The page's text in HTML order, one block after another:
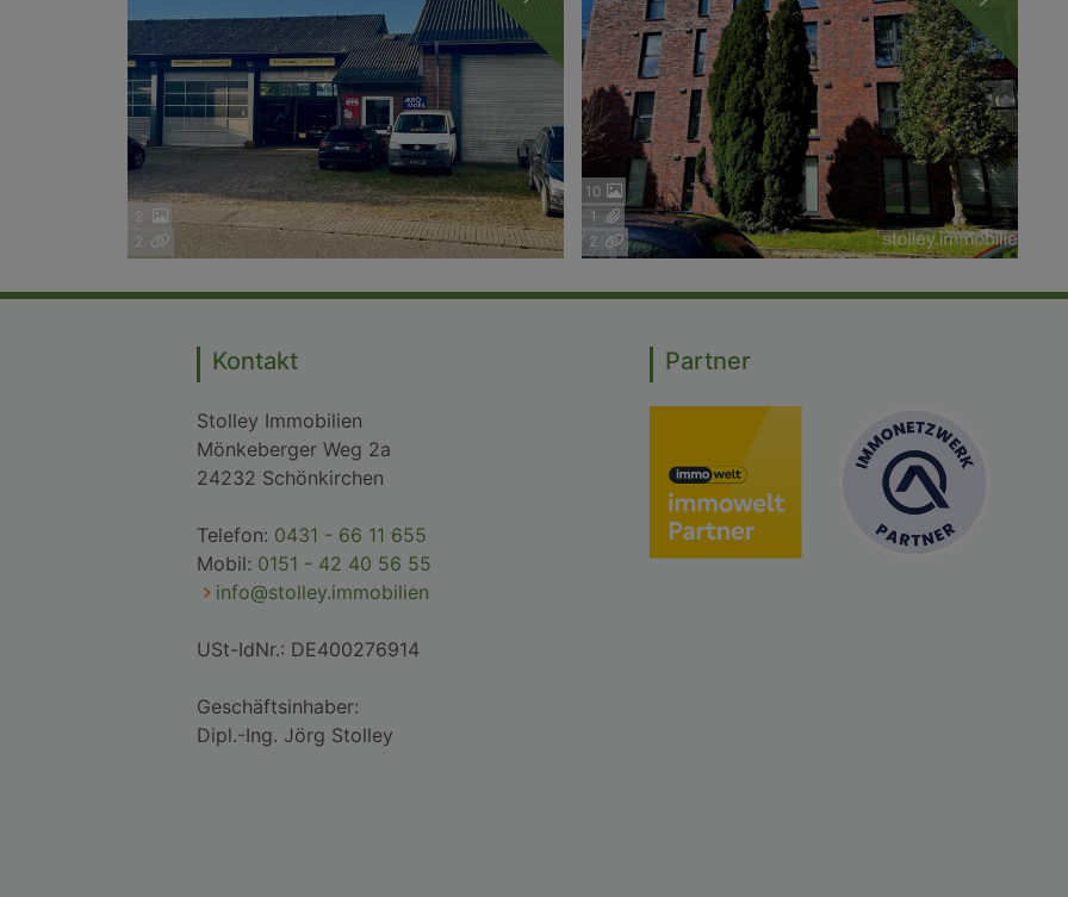
2
2
2
1
10
Kontakt
Stolley Immobilien
Mönkeberger Weg 2a
24232 Schönkirchen
Telefon: 0431 - 66 11 655
Mobil: 0151 - 42 40 56 55
info@stolley.immobilien
USt-IdNr.: DE400276914
Geschäftsinhaber:
Dipl.-Ing. Jörg Stolley
Partner